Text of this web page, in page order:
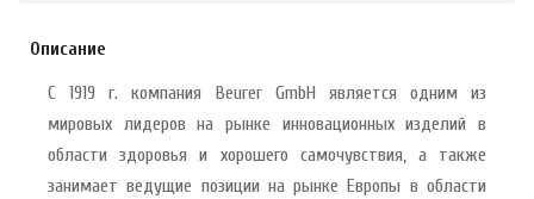
Описание
С 1919 г. компания Beurer GmbH является одним из
мировых лидеров на рынке инновационных изделий в
области здоровья и хорошего самочувствия, а также
занимает ведущие позиции на рынке Европы в области